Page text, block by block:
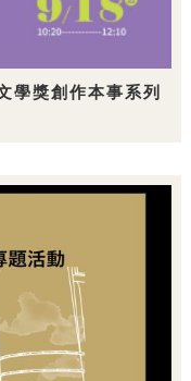
學獎創作本事系列